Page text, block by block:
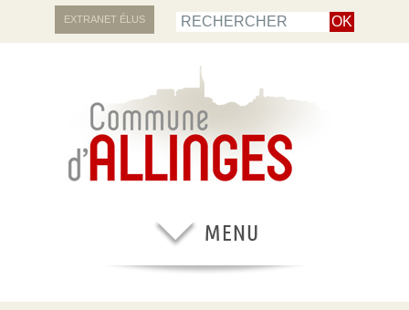
EXTRANET ÉLUS